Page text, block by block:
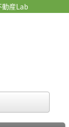
動産Lab